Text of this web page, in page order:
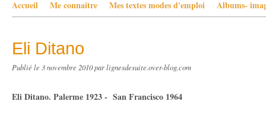
Accueil Me connaître Mes textes modes d'emploi Albums-
Eli Ditano
Publié le 3 novembre 2010par lignesdesuite.over-blog.com
Eli Ditano. Palerme 1923 - San Francisco 1964